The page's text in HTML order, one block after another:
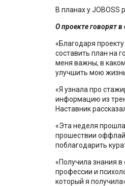
В планах у JOBOSS
О проекте говорят
«Благодаря
составить план на
меня важны, в
улучшить мою
«Я узнала про
информацию из
Наставник
«Эта неделя
прошествии
поблагодарить
«Получила знания
профессии и
который я